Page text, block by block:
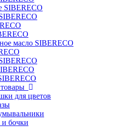
SIBERECO
масло SIBERECO
для цветов
бочки